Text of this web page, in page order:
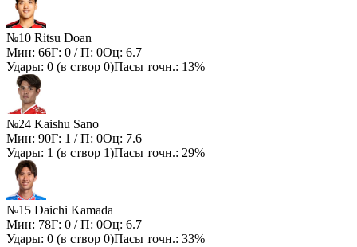
№10 Ritsu Doan
Мин: 66Г: 0 / П: 0Оц: 6.7
Удары: 0 (в створ 0)Пасы точн.: 13%
№24 Kaishu Sano
Мин: 90Г: 1 / П: 0Оц: 7.6
Удары: 1 (в створ 1)Пасы точн.: 29%
№15 Daichi Kamada
Мин: 78Г: 0 / П: 0Оц: 6.7
Удары: 0 (в створ 0)Пасы точн.: 33%